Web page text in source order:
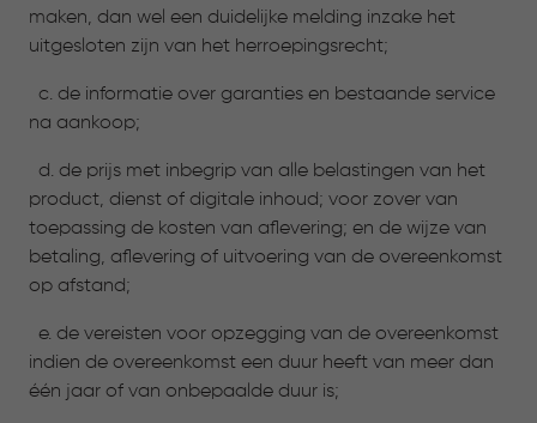
maken, dan wel een duidelijke melding inzake het
uitgesloten zijn van het herroepingsrecht;
c. de informatie over garanties en bestaande service
na aankoop;
d. de prijs met inbegrip van alle belastingen van het
product, dienst of digitale inhoud; voor zover van
toepassing de kosten van aflevering; en de wijze van
betaling, aflevering of uitvoering van de overeenkomst
op afstand;
e. de vereisten voor opzegging van de overeenkomst
indien de overeenkomst een duur heeft van meer dan
één jaar of van onbepaalde duur is;